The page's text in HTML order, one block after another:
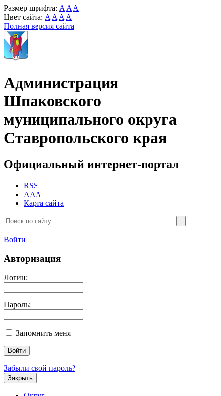
Размер шрифта: A A A
Цвет сайта: A A A A
Полная версия сайта
Администрация
Шпаковского
муниципального округа
Ставропольского края
Официальный интернет-портал
RSS
AAA
Карта сайта
Войти
Авторизация
Логин:
Пароль:
Запомнить меня
Забыли свой пароль?
Закрыть